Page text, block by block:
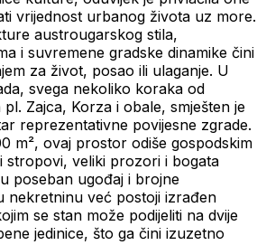
vrijednost urbanog života uz more.
austrougarskog stila,
i suvremene gradske dinamike čini
za život, posao ili ulaganje. U
svega nekoliko koraka od
Zajca, Korza i obale, smješten je
reprezentativne povijesne zgrade.
m², ovaj prostor odiše gospodskim
stropovi, veliki prozori i bogata
poseban ugođaj i brojne
nekretninu već postoji izrađen
se stan može podijeliti na dvije
jedinice, što ga čini izuzetno